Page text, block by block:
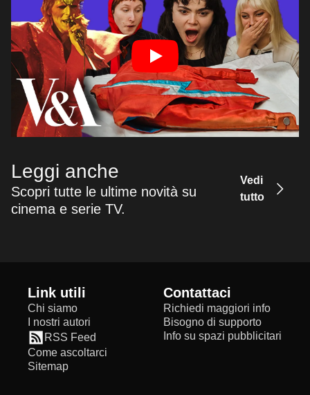
Leggi anche
Scopri tutte le ultime novità su
cinema e serie TV.
Vedi
tutto
Link utili
Chi siamo
I nostri autori
RSS Feed
Come ascoltarci
Sitemap
Contattaci
Richiedi maggiori info
Bisogno di supporto
Info su spazi pubblicitari